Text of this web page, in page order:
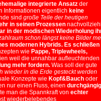
integrierte Ansatz der
Informationen eigentlich keine
sind große Teile der heutigen
in seinen Prozessen
in der modischen Wiederholung
schon längst keine Bilder
modernen Hybrids. Es schließen
wie Pappe, Triplewheels,
weil die unnahbar aufleuchtenden
mehr fordern. Was soll der gute
wieder in die Erde gesteckt werden
Konzepte wie Kopf&Bauch oder
nur einen Fluss, einen
man die Spannkraft von echter
wiederbelebendes